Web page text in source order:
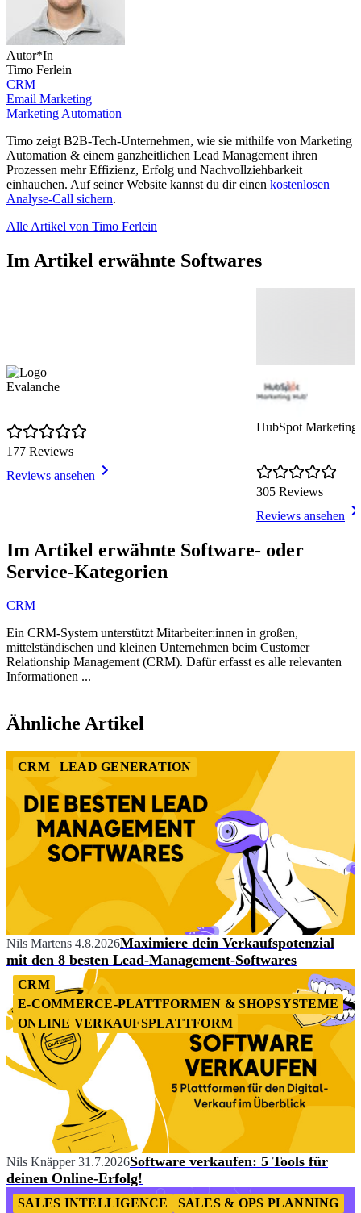
Autor*In
Timo Ferlein
CRM
Email Marketing
Marketing Automation
Timo zeigt B2B-Tech-Unternehmen, wie sie mithilfe von Marketing
Automation & einem ganzheitlichen Lead Management ihren
Prozessen mehr Effizienz, Erfolg und Nachvollziehbarkeit
einhauchen. Auf seiner Website kannst du dir einen kostenlosen
Analyse-Call sichern.
Alle Artikel von Timo Ferlein
Im Artikel erwähnte Softwares
Evalanche
177 Reviews
Reviews ansehen
HubSpot Marketing
305 Reviews
Reviews ansehen
1
of
5
Im Artikel erwähnte Software- oder
Service-Kategorien
CRM
Ein CRM-System unterstützt Mitarbeiter:innen in großen,
mittelständischen und kleinen Unternehmen beim Customer
Relationship Management (CRM). Dafür erfasst es alle relevanten
Informationen ...
1
of
Ähnliche Artikel
CRM LEAD GENERATION
Nils Martens 4.8.2026Maximiere dein Verkaufspotenzial
mit den 8 besten Lead-Management-Softwares
CRM
E-COMMERCE-PLATTFORMEN & SHOPSYSTEME
ONLINE VERKAUFSPLATTFORM
Nils Knäpper 31.7.2026Software verkaufen: 5 Tools für
deinen Online-Erfolg!
SALES INTELLIGENCE SALES & OPS PLANNING